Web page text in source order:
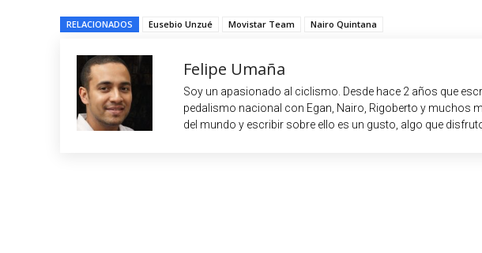
RELACIONADOS Eusebio Unzué Movistar Team Nairo Quintana
Felipe Umaña
Soy un apasionado al ciclismo. Desde hace 2 años que
pedalismo nacional con Egan, Nairo, Rigoberto y muchos
del mundo y escribir sobre ello es un gusto, algo que